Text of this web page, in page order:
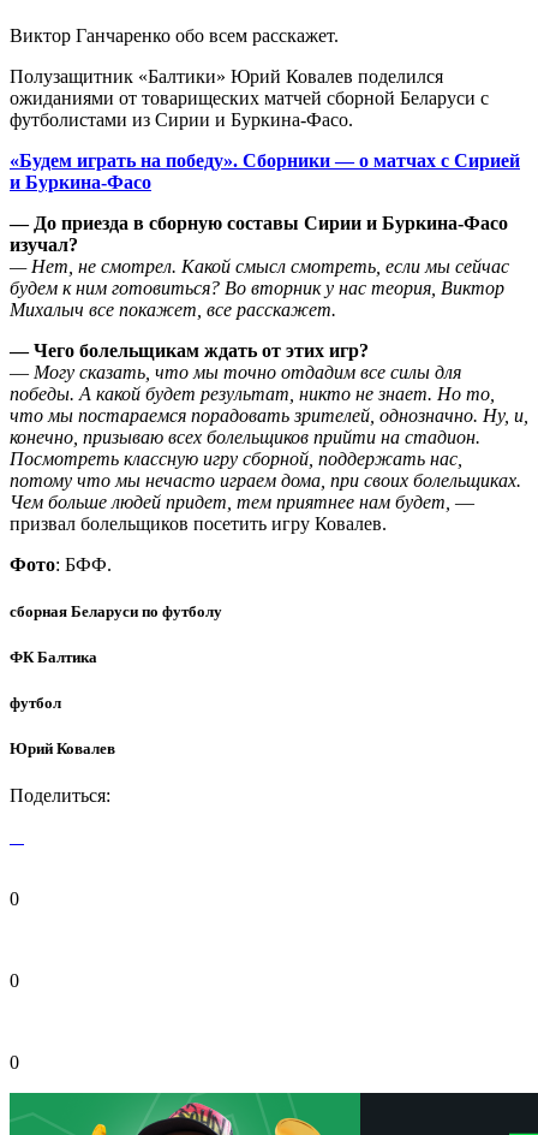
Виктор Ганчаренко обо всем расскажет.
Полузащитник «Балтики» Юрий Ковалев поделился
ожиданиями от товарищеских матчей сборной Беларуси с
футболистами из Сирии и Буркина-Фасо.
«Будем играть на победу». Сборники — о матчах с Сирией
и Буркина-Фасо
— До приезда в сборную составы Сирии и Буркина-Фасо
изучал?
— Нет, не смотрел. Какой смысл смотреть, если мы сейчас
будем к ним готовиться? Во вторник у нас теория, Виктор
Михалыч все покажет, все расскажет.
— Чего болельщикам ждать от этих игр?
— Могу сказать, что мы точно отдадим все силы для
победы. А какой будет результат, никто не знает. Но то,
что мы постараемся порадовать зрителей, однозначно. Ну, и,
конечно, призываю всех болельщиков прийти на стадион.
Посмотреть классную игру сборной, поддержать нас,
потому что мы нечасто играем дома, при своих болельщиках.
Чем больше людей придет, тем приятнее нам будет, —
призвал болельщиков посетить игру Ковалев.
Фото: БФФ.
сборная Беларуси по футболу
ФК Балтика
футбол
Юрий Ковалев
Поделиться:
0
0
0